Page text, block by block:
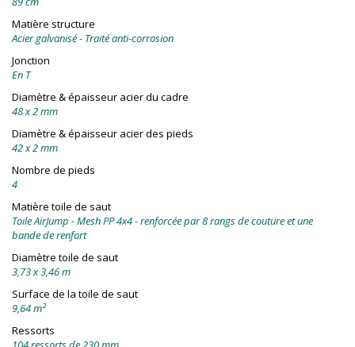
Matière structure
Acier galvanisé - Traité anti-corrosion
Jonction
En T
Diamètre & épaisseur acier du cadre
48 x 2 mm
Diamètre & épaisseur acier des pieds
42 x 2 mm
Nombre de pieds
4
Matière toile de saut
Toile AirJump - Mesh PP 4x4 - renforcée par 8 rangs de couture et une
bande de renfort
Diamètre toile de saut
3,73 x 3,46 m
Surface de la toile de saut
9,64 m²
Ressorts